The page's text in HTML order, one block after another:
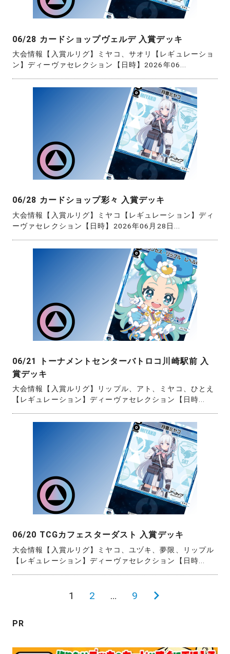
06/28 カードショップヴェルデ 入賞デッキ
大会情報【入賞ルリグ】ミヤコ、サオリ【レギュレーショ
ン】ディーヴァセレクション【日時】2026年06...
06/28 カードショップ彩々 入賞デッキ
大会情報【入賞ルリグ】ミヤコ【レギュレーション】ディ
ーヴァセレクション【日時】2026年06月28日...
06/21 トーナメントセンターバトロコ川崎駅前 入
賞デッキ
大会情報【入賞ルリグ】リップル、アト、ミヤコ、ひとえ
【レギュレーション】ディーヴァセレクション【日時...
06/20 TCGカフェスターダスト 入賞デッキ
大会情報【入賞ルリグ】ミヤコ、ユヅキ、夢限、リップル
【レギュレーション】ディーヴァセレクション【日時...
の
ペ
1 2 … 9
次
ー
PR